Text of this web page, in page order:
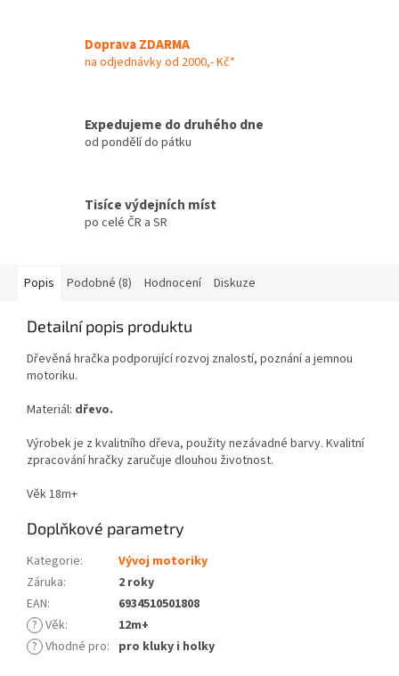
Doprava ZDARMA
na odjednávky od 2000,- Kč*
Expedujeme do druhého dne
od pondělí do pátku
Tisíce výdejních míst
po celé ČR a SR
Popis Podobné (8) Hodnocení Diskuze
Detailní popis produktu
Dřevěná hračka podporující rozvoj znalostí, poznání a jemnou
motoriku.
Materiál: dřevo.
Výrobek je z kvalitního dřeva, použity nezávadné barvy. Kvalitní
zpracování hračky zaručuje dlouhou životnost.
Věk 18m+
Doplňkové parametry
Kategorie:
Vývoj motoriky
Záruka:
2 roky
EAN:
6934510501808
? Věk:
12m+
? Vhodné pro: pro kluky i holky